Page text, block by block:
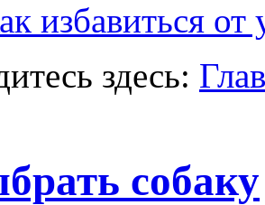
избавиться от
здесь:
собаку